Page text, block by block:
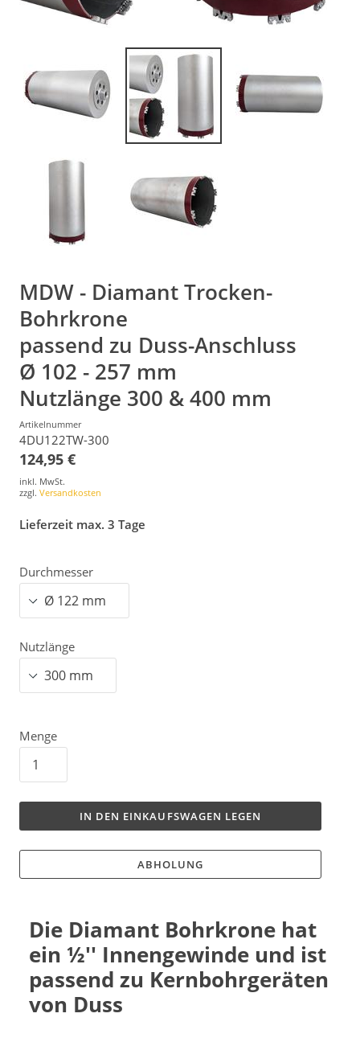
MDW - Diamant Trocken-
Bohrkrone
passend zu Duss-Anschluss
Ø 102 - 257 mm
Nutzlänge 300 & 400 mm
Artikelnummer
4DU122TW-300
124,95 €
inkl. MwSt.
zzgl. Versandkosten
Lieferzeit max. 3 Tage
Durchmesser
Nutzlänge
Menge
IN DEN EINKAUFSWAGEN LEGEN
ABHOLUNG
Die Diamant Bohrkrone hat
ein ½'' Innengewinde und ist
passend zu Kernbohrgeräten
von Duss